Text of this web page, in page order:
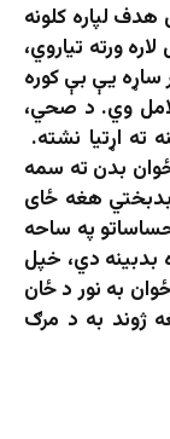
لپاره کلونه
ورته تیاروي،
ساړه یې بې کوره
وي. د صحي،
ته اړتیا نشته.
بدن ته سمه
هغه ځای
په ساحه
بدبینه دي، خپل
به نور د ځان
ژوند به د مرګ